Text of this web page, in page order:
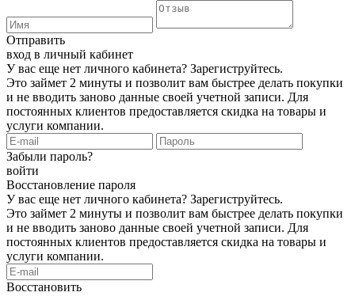
Отправить
вход в личный кабинет
У вас еще нет личного кабинета? Зарегиструйтесь.
Это займет 2 минуты и позволит вам быстрее делать покупки
и не вводить заново данные своей учетной записи. Для
постоянных клиентов предоставляется скидка на товары и
услуги компании.
Забыли пароль?
войти
Восстановление пароля
У вас еще нет личного кабинета? Зарегиструйтесь.
Это займет 2 минуты и позволит вам быстрее делать покупки
и не вводить заново данные своей учетной записи. Для
постоянных клиентов предоставляется скидка на товары и
услуги компании.
Восстановить